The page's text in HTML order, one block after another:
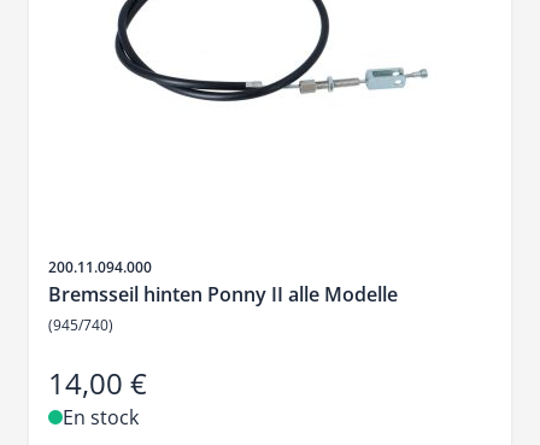
SKU
200.11.094.000
Bremsseil hinten Ponny II alle Modelle
(945/740)
14,00 €
En stock